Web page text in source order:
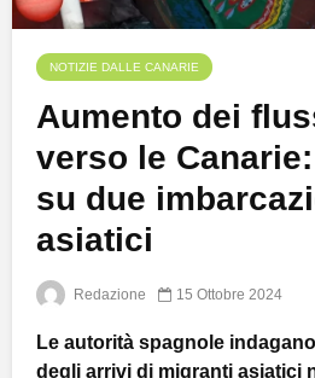
NOTIZIE DALLE CANARIE
Aumento dei
verso le
su due
asiatici
Redazione 15 Ottobre 2024
Le autorità spagnole
degli arrivi di migranti asiatici